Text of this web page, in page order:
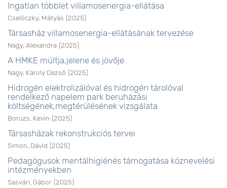
Ingatlan többlet villamosenergia-ellátása
Cselóczky, Mátyás (2025)
Társasház villamosenergia-ellátásának tervezése
Nagy, Alexandra (2025)
A HMKE múltja,jelene és jövője
Nagy, Károly Dezső (2025)
Hidrogén elektrolizálóval és hidrogén tárolóval
rendelkező napelem park beruházási
költségének,megtérülésének vizsgálata
Boruzs, Kevin (2025)
Társasházak rekonstrukciós tervei
Simon, Dávid (2025)
Pedagógusok mentálhigiénés támogatása köznevelési
intézményekben
Sasvári, Gábor (2025)